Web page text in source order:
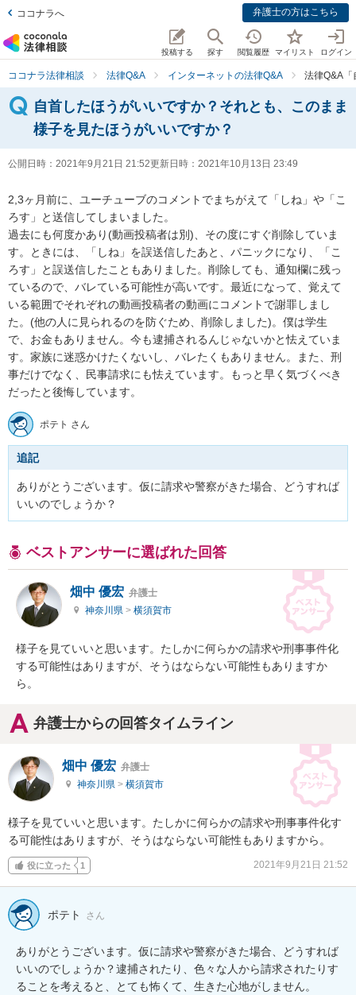
ココナラへ 弁護士の方はこちら
投稿する 探す 閲覧履歴 マイリスト ログイン
ココナラ法律相談 法律Q&A インターネットの法律Q&A 法律Q&A
自首したほうがいいですか？それとも、このまま
様子を見たほうがいいですか？
公開日時： 2021年9月21日 21:52更新日時： 2021年10月13日 23:49
2,3ヶ月前に、ユーチューブのコメントでまちがえて「しね」や「こ
ろす」と送信してしまいました。
過去にも何度かあり(動画投稿者は別)、その度にすぐ削除していま
す。ときには、「しね」を誤送信したあと、パニックになり、「こ
ろす」と誤送信したこともありました。削除しても、通知欄に残っ
ているので、バレている可能性が高いです。最近になって、覚えて
いる範囲でそれぞれの動画投稿者の動画にコメントで謝罪しまし
た。(他の人に見られるのを防ぐため、削除しました)。僕は学生
で、お金もありません。今も逮捕されるんじゃないかと怯えていま
す。家族に迷惑かけたくないし、バレたくもありません。また、刑
事だけでなく、民事請求にも怯えています。もっと早く気づくべき
だったと後悔しています。
ポテト さん
追記
ありがとうございます。仮に請求や警察がきた場合、どうすれば
いいのでしょうか？
ベストアンサーに選ばれた回答
畑中 優宏 弁護士
神奈川県 > 横須賀市
様子を見ていいと思います。たしかに何らかの請求や刑事事件化
する可能性はありますが、そうはならない可能性もありますか
ら。
弁護士からの回答タイムライン
畑中 優宏 弁護士
神奈川県 > 横須賀市
様子を見ていいと思います。たしかに何らかの請求や刑事事件化す
る可能性はありますが、そうはならない可能性もありますから。
役に立った 1 2021年9月21日 21:52
ポテト さん
ありがとうございます。仮に請求や警察がきた場合、どうすれば
いいのでしょうか？逮捕されたり、色々な人から請求されたりす
ることを考えると、とても怖くて、生きた心地がしません。